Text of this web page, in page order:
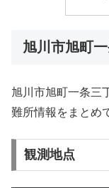
旭川市旭町
旭川市旭町一条三
難所情報をまとめ
観測地点